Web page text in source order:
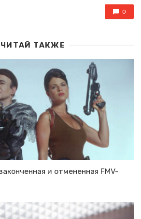
0
ЧИТАЙ ТАКЖЕ
и отмененная FMV-